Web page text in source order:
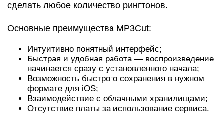
сделать любое количество рингтонов.
Основные преимущества MP3Cut:
Интуитивно понятный интерфейс;
Быстрая и удобная работа — воспроизведение
начинается сразу с установленного начала;
Возможность быстрого сохранения в нужном
формате для iOS;
Взаимодействие с облачными хранилищами;
Отсутствие платы за использование сервиса.